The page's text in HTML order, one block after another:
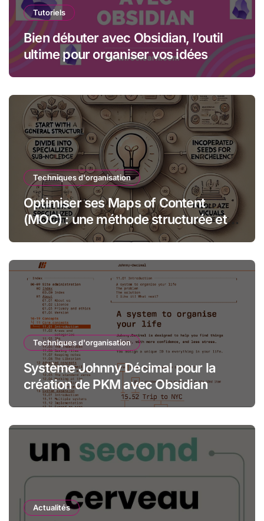
Tutoriels
Bien débuter avec Obsidian, l’outil
ultime pour organiser vos idées
Techniques d'organisation
Optimiser ses Maps of Content
(MOC) : une méthode structurée et
créative
Techniques d'organisation
Système Johnny Décimal pour la
création de PKM avec Obsidian
Actualités